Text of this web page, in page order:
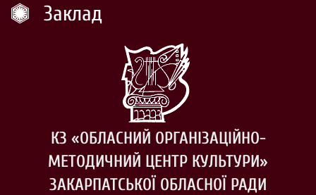
Заклад
КЗ «ОБЛАСНИЙ ОРГАНІЗАЦІЙНО-
МЕТОДИЧНИЙ ЦЕНТР КУЛЬТУРИ»
ЗАКАРПАТСЬКОЇ ОБЛАСНОЇ РАДИ